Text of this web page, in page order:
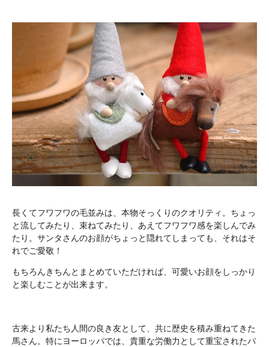
長くてフワフワの毛並みは、本物そっくりのクオリティ。ちょっ
と流してみたり、束ねてみたり、あえてフワフワ感を楽しんでみ
たり。サンタさんのお顔がちょっと隠れてしまっても、それはそ
れでご愛敬！
もちろんきちんとまとめていただければ、可愛いお顔をしっかり
と楽しむことが出来ます。
古来より私たち人間の良き友として、共に歴史を積み重ねてきた
馬さん。特にヨーロッパでは、貴重な労働力として重宝されたパ